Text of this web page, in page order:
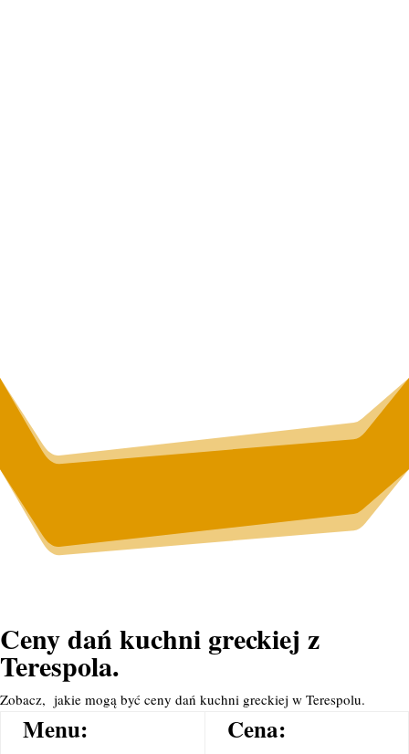
Ceny dań kuchni greckiej z
Terespola.
Zobacz, jakie mogą być ceny dań kuchni greckiej w Terespolu.
Menu: Cena: